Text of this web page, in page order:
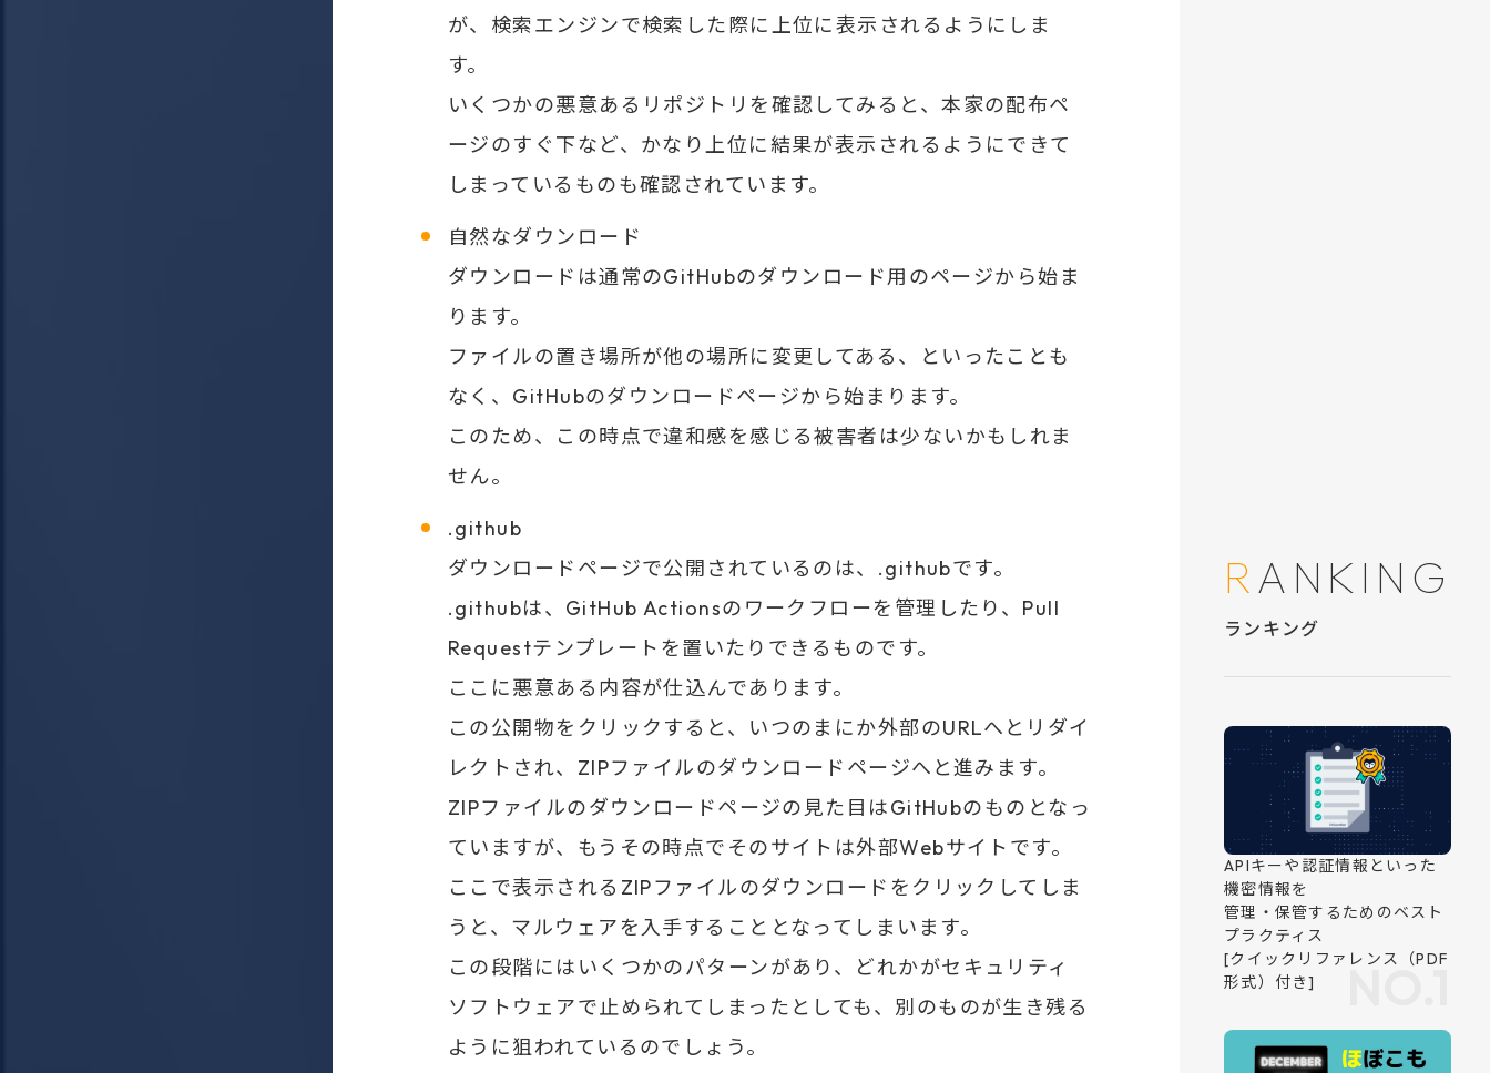
が、検索エンジンで検索した際に上位に表示されるようにしま
す。
いくつかの悪意あるリポジトリを確認してみると、本家の配布ペ
ージのすぐ下など、かなり上位に結果が表示されるようにできて
しまっているものも確認されています。
自然なダウンロード
ダウンロードは通常のGitHubのダウンロード用のページから始ま
ります。
ファイルの置き場所が他の場所に変更してある、といったことも
なく、GitHubのダウンロードページから始まります。
このため、この時点で違和感を感じる被害者は少ないかもしれま
せん。
.github
ダウンロードページで公開されているのは、.githubです。
.githubは、GitHub Actionsのワークフローを管理したり、Pull
Requestテンプレートを置いたりできるものです。
ここに悪意ある内容が仕込んであります。
この公開物をクリックすると、いつのまにか外部のURLへとリダイ
レクトされ、ZIPファイルのダウンロードページへと進みます。
ZIPファイルのダウンロードページの見た目はGitHubのものとなっ
ていますが、もうその時点でそのサイトは外部Webサイトです。
ここで表示されるZIPファイルのダウンロードをクリックしてしま
うと、マルウェアを入手することとなってしまいます。
この段階にはいくつかのパターンがあり、どれかがセキュリティ
ソフトウェアで止められてしまったとしても、別のものが生き残る
ように狙われているのでしょう。